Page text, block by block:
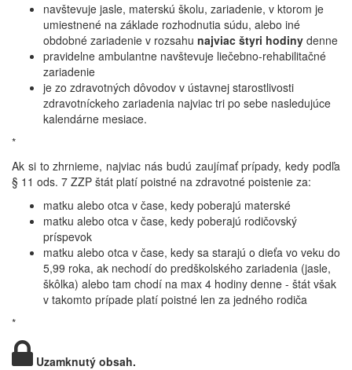
navštevuje jasle, materskú školu, zariadenie, v ktorom je
umiestnené na základe rozhodnutia súdu, alebo iné
obdobné zariadenie v rozsahu najviac štyri hodiny denne
pravidelne ambulantne navštevuje liečebno-rehabilitačné
zariadenie
je zo zdravotných dôvodov v ústavnej starostlivosti
zdravotníckeho zariadenia najviac tri po sebe nasledujúce
kalendárne mesiace.
*
Ak si to zhrnieme, najviac nás budú zaujímať prípady, kedy podľa
§ 11 ods. 7 ZZP štát platí poistné na zdravotné poistenie za:
matku alebo otca v čase, kedy poberajú materské
matku alebo otca v čase, kedy poberajú rodičovský
príspevok
matku alebo otca v čase, kedy sa starajú o dieťa vo veku do
5,99 roka, ak nechodí do predškolského zariadenia (jasle,
škôlka) alebo tam chodí na max 4 hodiny denne - štát však
v takomto prípade platí poistné len za jedného rodiča
*
Uzamknutý obsah.